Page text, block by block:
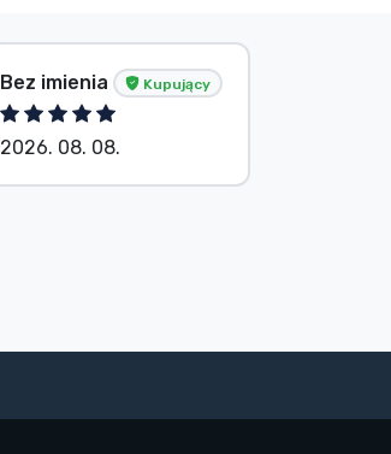
Bez imienia Kupujący
2026. 08. 08.